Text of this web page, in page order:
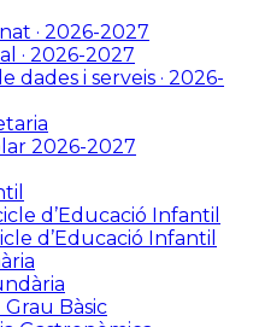
· 2026-2027
· 2026-2027
dades i serveis · 2026-
2026-2027
d’Educació Infantil
d’Educació Infantil
Bàsic